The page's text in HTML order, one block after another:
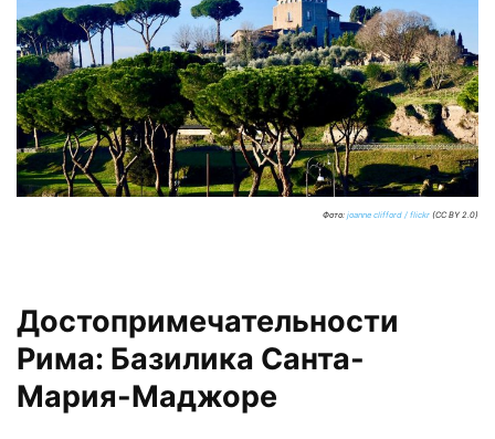
Фото: joanne clifford / flickr (CC BY 2.0)
Достопримечательности
Рима: Базилика Санта-
Мария-Маджоре